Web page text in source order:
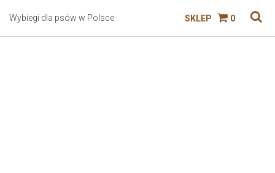
Wybiegi dla psów w Polsce SKLEP 0